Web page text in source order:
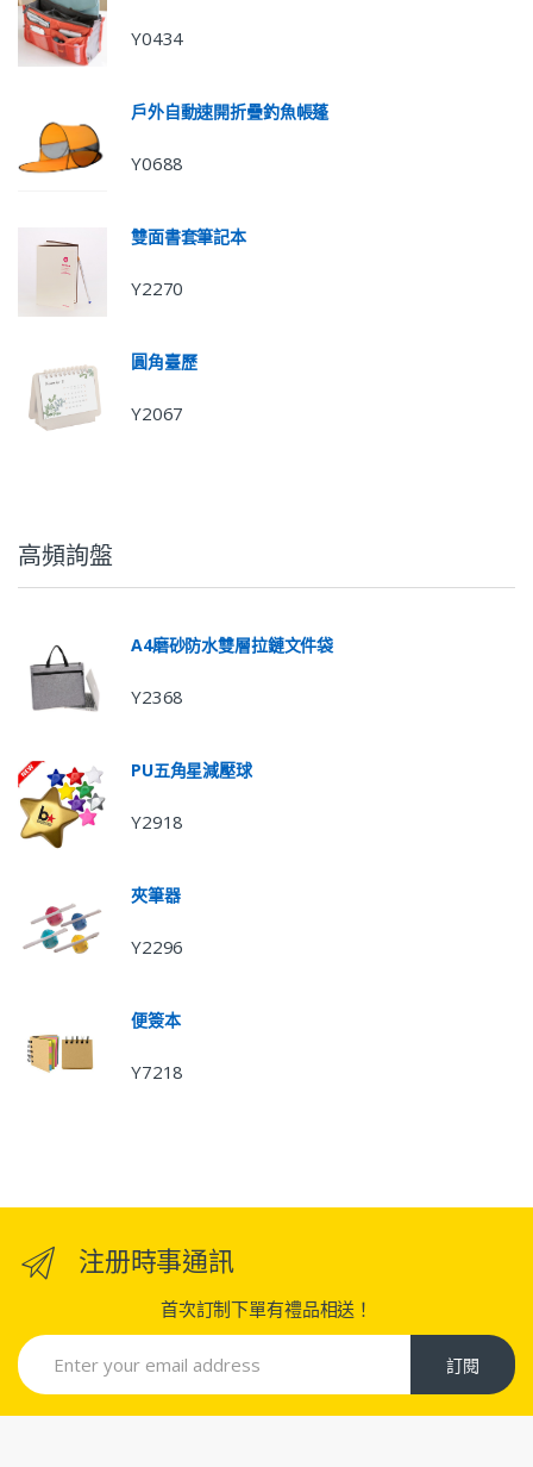
Y0434
戶外自動速開折疊釣魚帳蓬
Y0688
雙面書套筆記本
Y2270
圓角臺歷
Y2067
高頻詢盤
A4磨砂防水雙層拉鏈文件袋
Y2368
PU五角星減壓球
Y2918
夾筆器
Y2296
便簽本
Y7218
注册時事通訊
首次訂制下單有禮品相送！
訂閱